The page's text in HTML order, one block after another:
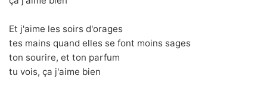
Et j'aime les soirs d'orages
tes mains quand elles se font moins sages
ton sourire, et ton parfum
tu vois, ça j'aime bien